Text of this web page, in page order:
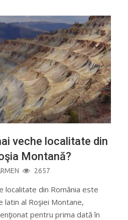
veche localitate din
Montană?
2657
localitate din România este
latin al Roşiei Montane,
pentru prima dată în